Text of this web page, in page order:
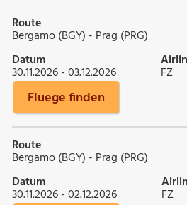
Route
Bergamo (BGY) - Prag (PRG)
Datum
30.11.2026 - 03.12.2026 FZ
Fluege finden
Route
Bergamo (BGY) - Prag (PRG)
Datum
30.11.2026 - 02.12.2026 FZ